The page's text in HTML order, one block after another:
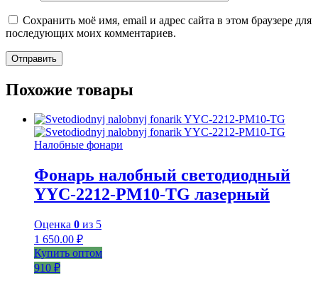
Сохранить моё имя, email и адрес сайта в этом браузере для
последующих моих комментариев.
Похожие товары
Налобные фонари
Фонарь налобный светодиодный
YYC-2212-PM10-TG лазерный
Оценка 0 из 5
1 650.00 ₽
Купить оптом
910 ₽